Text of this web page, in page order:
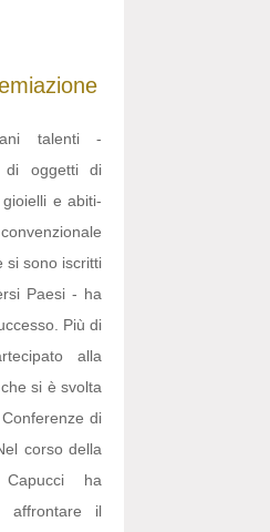
talenti -
di oggetti di
e abiti-
si sono iscritti
Paesi - ha
Più di
alla
si è svolta
di
corso della
ha
affrontare il